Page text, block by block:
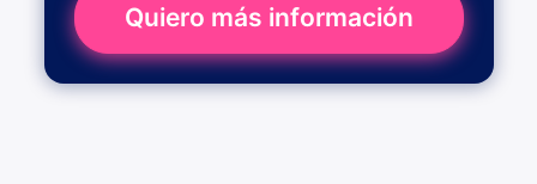
Quiero más información